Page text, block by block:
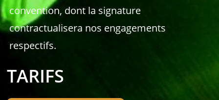
convention, dont la signature
contractualisera nos engagements
respectifs.
TARIFS